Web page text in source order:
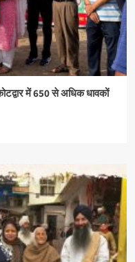
में 650 से अधिक धावकों